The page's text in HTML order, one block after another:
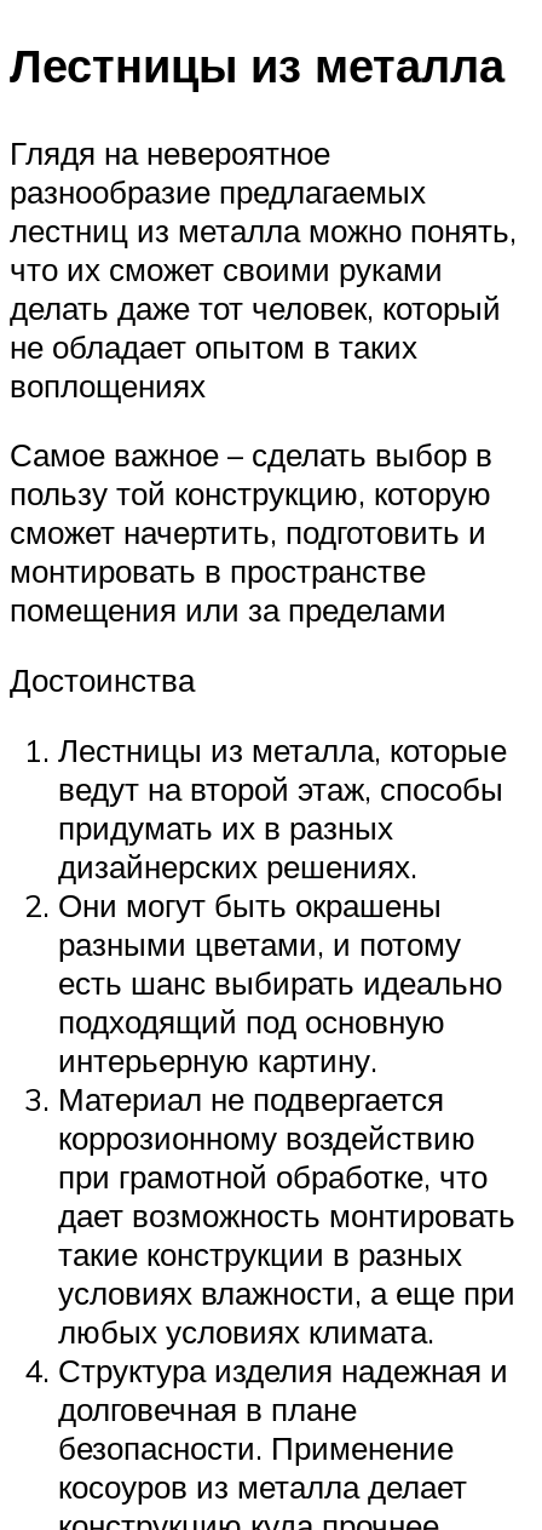
Лестницы из металла
Глядя на невероятное
разнообразие предлагаемых
лестниц из металла можно понять,
что их сможет своими руками
делать даже тот человек, который
не обладает опытом в таких
воплощениях
Самое важное – сделать выбор в
пользу той конструкцию, которую
сможет начертить, подготовить и
монтировать в пространстве
помещения или за пределами
Достоинства
Лестницы из металла, которые
ведут на второй этаж, способы
придумать их в разных
дизайнерских решениях.
Они могут быть окрашены
разными цветами, и потому
есть шанс выбирать идеально
подходящий под основную
интерьерную картину.
Материал не подвергается
коррозионному воздействию
при грамотной обработке, что
дает возможность монтировать
такие конструкции в разных
условиях влажности, а еще при
любых условиях климата.
Структура изделия надежная и
долговечная в плане
безопасности. Применение
косоуров из металла делает